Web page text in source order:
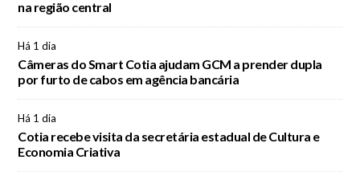
na região central
Há 1 dia
Câmeras do Smart Cotia ajudam GCM a prender dupla
por furto de cabos em agência bancária
Há 1 dia
Cotia recebe visita da secretária estadual de Cultura e
Economia Criativa